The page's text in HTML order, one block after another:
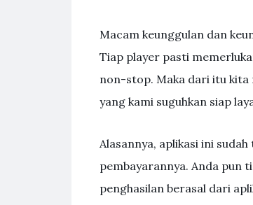
Macam keunggulan dan
Tiap player pasti
non-stop. Maka dari itu kita
yang kami suguhkan siap
Alasannya, aplikasi ini
pembayarannya. Anda pun
penghasilan berasal dari